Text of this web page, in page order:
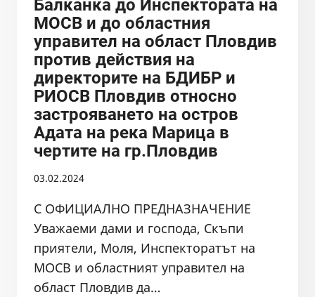
Балканка до Инспектората на
МОСВ и до областния
управител на област Пловдив
против действия на
директорите на БДИБР и
РИОСВ Пловдив относно
застрояването на остров
Адата на река Марица в
чертите на гр.Пловдив
03.02.2024
С ОФИЦИАЛНО ПРЕДНАЗНАЧЕНИЕ
Уважаеми дами и господа, Скъпи
приятели, Моля, Инспекторатът на
МОСВ и областният управител на
област Пловдив да…